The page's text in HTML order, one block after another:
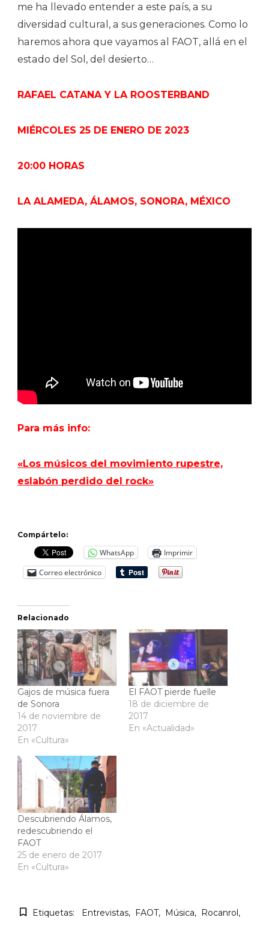
me ha llevado entender a este país, a su
diversidad cultural, a sus generaciones. Como lo
haremos ahora que vayamos al FAOT, allá en el
estado del Sol, del desierto…
RAFAEL CATANA Y LA ROOSTERBAND
MIÉRCOLES 25 DE ENERO DE 2023
20:00 HORAS
LA ALAMEDA, ÁLAMOS, SONORA, MÉXICO
Para más info:
«Los músicos del movimiento rupestre,
eslabón perdido del rock»
Compártelo:
WhatsApp
Imprimir
Correo electrónico
Relacionado
Gajos de música fuera
de Sonora
14 de noviembre de
2017
En «Cultura»
El FAOT pierde fuelle
18 de diciembre de
2017
En «Actualidad»
Descubriendo Álamos,
redescubriendo el
FAOT
25 de enero de 2017
En «Cultura»
Etiquetas: Entrevistas FAOT Música Rocanrol